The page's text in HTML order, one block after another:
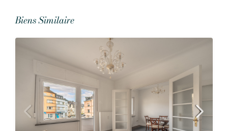
Biens Similaire